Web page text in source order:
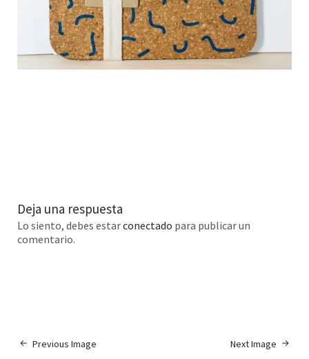
Deja una respuesta
Lo siento, debes estarconectado para publicar un
comentario.
Next Image
Previous Image